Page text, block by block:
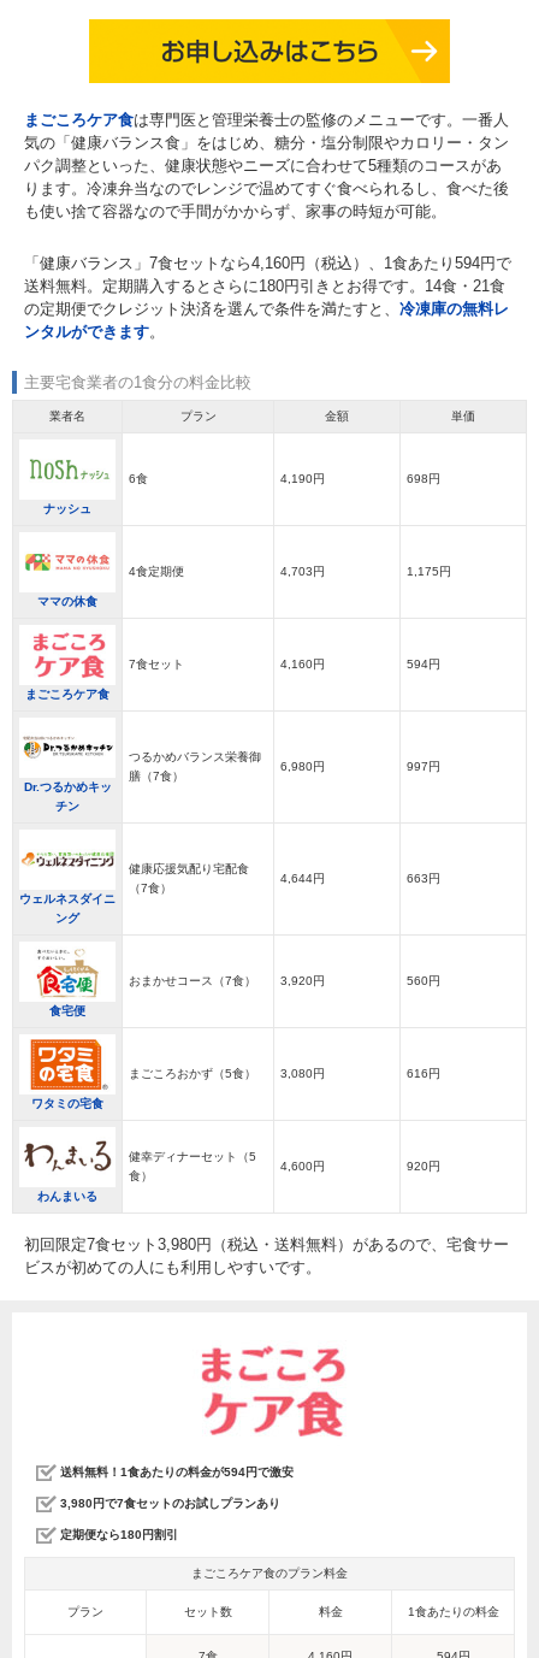
まごころケア食は専門医と管理栄養士の監修のメニューです。一番人
気の「健康バランス食」をはじめ、糖分・塩分制限やカロリー・タン
パク調整といった、健康状態やニーズに合わせて5種類のコースがあ
ります。冷凍弁当なのでレンジで温めてすぐ食べられるし、食べた後
も使い捨て容器なので手間がかからず、家事の時短が可能。
「健康バランス」7食セットなら4,160円（税込）、1食あたり594円で
送料無料。定期購入するとさらに180円引きとお得です。14食・21食
の定期便でクレジット決済を選んで条件を満たすと、 冷凍庫の無料レ
ンタルができます。
主要宅食業者の1食分の料金比較
業者名 プラン 金額 単価
ナッシュ
6食 4,190円 698円
ママの休食
4食定期便 4,703円 1,175円
まごころケア食
7食セット 4,160円 594円
Dr.つるかめキッ
チン
つるかめバランス栄養御
膳（7食）
6,980円 997円
ウェルネスダイニ
ング
健康応援気配り宅配食
（7食）
4,644円 663円
食宅便
おまかせコース（7食） 3,920円 560円
ワタミの宅食
まごころおかず（5食） 3,080円 616円
わんまいる
健幸ディナーセット（5
食）
4,600円 920円
初回限定7食セット3,980円（税込・送料無料）があるので、宅食サー
ビスが初めての人にも利用しやすいです。
送料無料！1食あたりの料金が594円で激安
3,980円で7食セットのお試しプランあり
定期便なら180円割引
まごころケア食のプラン料金
プラン セット数 料金 1食あたりの料金